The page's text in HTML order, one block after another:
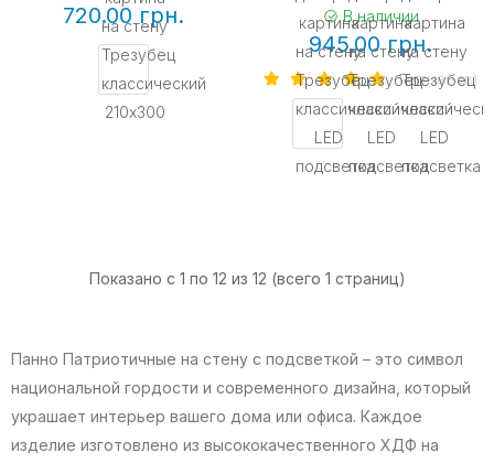
720.00 грн. В наличии
945.00 грн.
1 отзыв(-ов)
Показано с 1 по 12 из 12 (всего 1 страниц)
Панно Патриотичные на стену с подсветкой – это символ
национальной гордости и современного дизайна, который
украшает интерьер вашего дома или офиса. Каждое
изделие изготовлено из высококачественного ХДФ на